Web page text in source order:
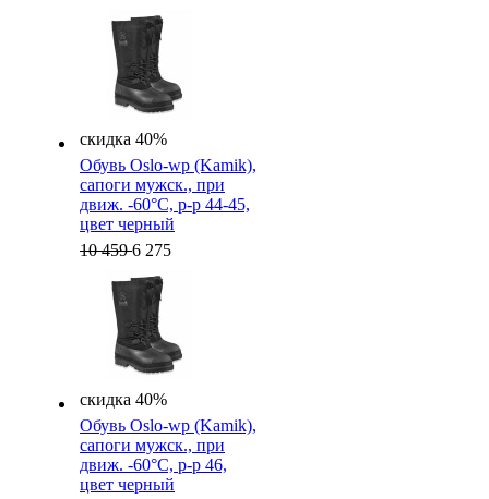
скидка 40%
Обувь Oslo-wp (Kamik),
cапоги мужск., при
движ. -60°C, р-р 44-45,
цвет черный
10 4596 275
скидка 40%
Обувь Oslo-wp (Kamik),
cапоги мужск., при
движ. -60°C, р-р 46,
цвет черный